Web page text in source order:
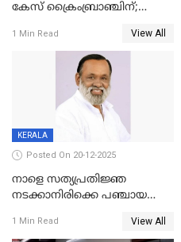
കേസ് ക്രൈംബ്രാഞ്ചിന്;
അന്വേഷിക്കും
1 Min Read View All
KERALA
Posted On 20-12-2025
നാളെ സത്യപ്രതിജ്ഞ
നടക്കാനിരിക്കെ പഞ്ചായത്ത്
1 Min Read View All